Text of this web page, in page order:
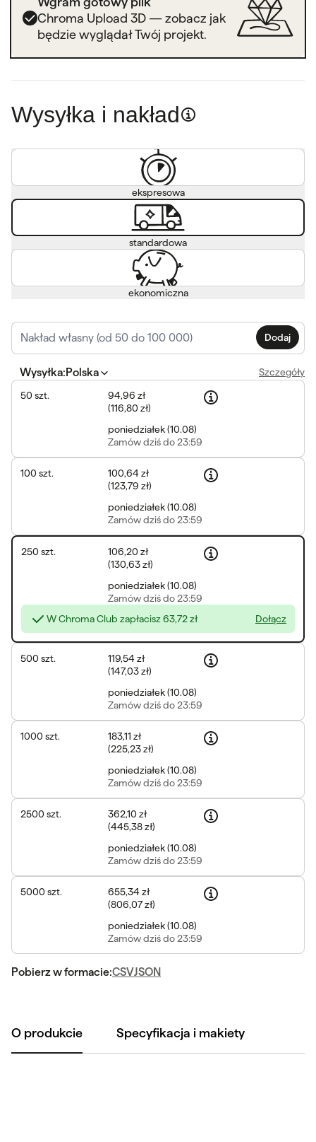
Chroma Upload 3D — zobacz jak
będzie wyglądał Twój projekt.
Wysyłka i nakład
ekspresowa
standardowa
ekonomiczna
Dodaj
Wysyłka: Polska Szczegóły
50 szt.
94,96 zł
(116,80 zł)
poniedziałek(10.08)
Zamówdziś do 23:59
100 szt.
100,64 zł
(123,79 zł)
poniedziałek(10.08)
Zamówdziś do 23:59
250 szt.
106,20 zł
(130,63 zł)
poniedziałek(10.08)
Zamówdziś do 23:59
W Chroma Club zapłacisz63,72 zł Dołącz
500 szt.
119,54 zł
(147,03 zł)
poniedziałek(10.08)
Zamówdziś do 23:59
1000 szt.
183,11 zł
(225,23 zł)
poniedziałek(10.08)
Zamówdziś do 23:59
2500 szt.
362,10 zł
(445,38 zł)
poniedziałek(10.08)
Zamówdziś do 23:59
5000 szt.
655,34 zł
(806,07 zł)
poniedziałek(10.08)
Zamówdziś do 23:59
Pobierz w formacie:CSVJSON
O produkcie Specyfikacja i makiety